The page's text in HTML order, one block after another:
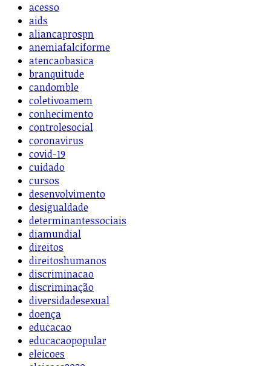
acesso
aids
aliancaprospn
anemiafalciforme
atencaobasica
branquitude
candomble
coletivoamem
conhecimento
controlesocial
coronavirus
covid-19
cuidado
cursos
desenvolvimento
desigualdade
determinantessociais
diamundial
direitos
direitoshumanos
discriminacao
discriminação
diversidadesexual
doença
educacao
educacaopopular
eleicoes